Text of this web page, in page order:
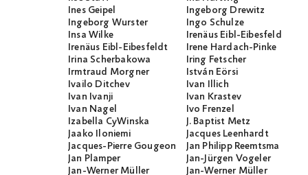
Ines Geipel
Ingeborg Drewitz
Ingeborg Wurster
Ingo Schulze
Insa Wilke
Irenäus Eibl-Eibesfeld
Irenäus Eibl-Eibesfeldt
Irene Hardach-Pinke
Irina Scherbakowa
Iring Fetscher
Irmtraud Morgner
István Eörsi
Ivailo Ditchev
Ivan Illich
Ivan Ivanji
Ivan Krastev
Ivan Nagel
Ivo Frenzel
Izabella CyWinska
J. Baptist Metz
Jaako Iloniemi
Jacques Leenhardt
Jacques-Pierre Gougeon
Jan Philipp Reemtsma
Jan Plamper
Jan-Jürgen Vogeler
Jan-Werner Müller
Jan-Werner Müller